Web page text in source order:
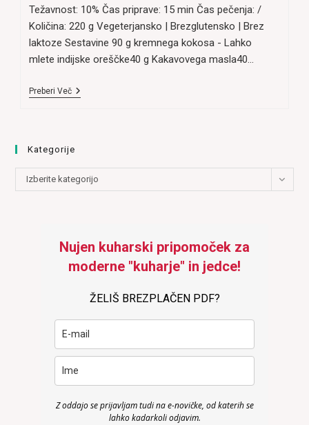
Težavnost: 10% Čas priprave: 15 min Čas pečenja: /
Količina: 220 g Vegeterjansko | Brezglutensko | Brez
laktoze Sestavine 90 g kremnega kokosa - Lahko
mlete indijske oreščke40 g Kakavovega masla40…
Preberi VečDomača
Kategorije
Kategorije
Izberite kategorijo
Nujen kuharski pripomoček za
moderne "kuharje" in jedce!
ŽELIŠ BREZPLAČEN PDF?
Z oddajo se prijavljam tudi na e-novičke, od katerih se
lahko kadarkoli odjavim.